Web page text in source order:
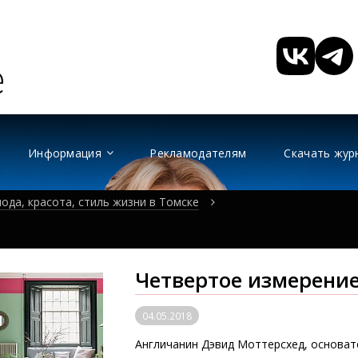
Информация Рекламодателям Скачать
красота, стиль жизни в Томске
Четвертое
04.05.2018
Англичанин Дэвид Моттерсхед,